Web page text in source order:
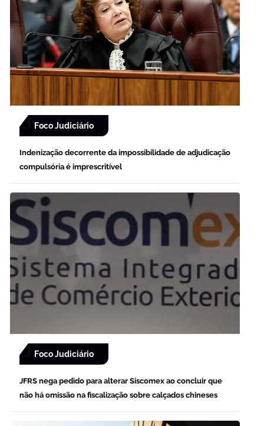
Foco Judiciário
Indenização decorrente da impossibilidade de adjudicação
compulsória é imprescritível
Foco Judiciário
JFRS nega pedido para alterar Siscomex ao concluir que
não há omissão na fiscalização sobre calçados chineses